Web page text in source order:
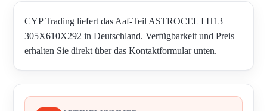
CYP Trading liefert das Aaf-Teil ASTROCEL I H13
305X610X292 in Deutschland. Verfügbarkeit und Preis
erhalten Sie direkt über das Kontaktformular unten.